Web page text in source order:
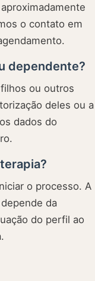
o contato em
dependente?
ou outros
deles ou a
dados do
o processo. A
da
do perfil ao